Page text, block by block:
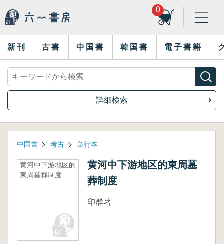
0
新刊 古書 中国書 韓国書 電子書籍
詳細検索
中国書 考古 単行本
黄河中下游地区的
東周墓葬制度
黄河中下游地区的東周墓
葬制度
印群著